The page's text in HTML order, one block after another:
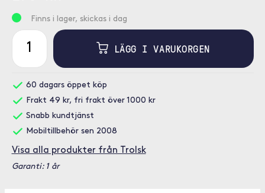
Finns i lager, skickas i dag
LÄGG I VARUKORGEN
60 dagars öppet köp
Frakt 49 kr, fri frakt över 1000 kr
Snabb kundtjänst
Mobiltillbehör sen 2008
Visa alla produkter från Trolsk
Garanti: 1 år